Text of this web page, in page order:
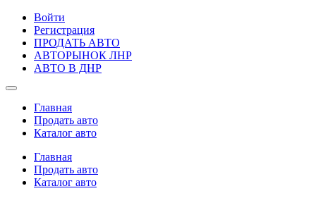
Войти
Регистрация
ПРОДАТЬ АВТО
АВТОРЫНОК ЛНР
АВТО В ДНР
Главная
Продать авто
Каталог авто
Главная
Продать авто
Каталог авто